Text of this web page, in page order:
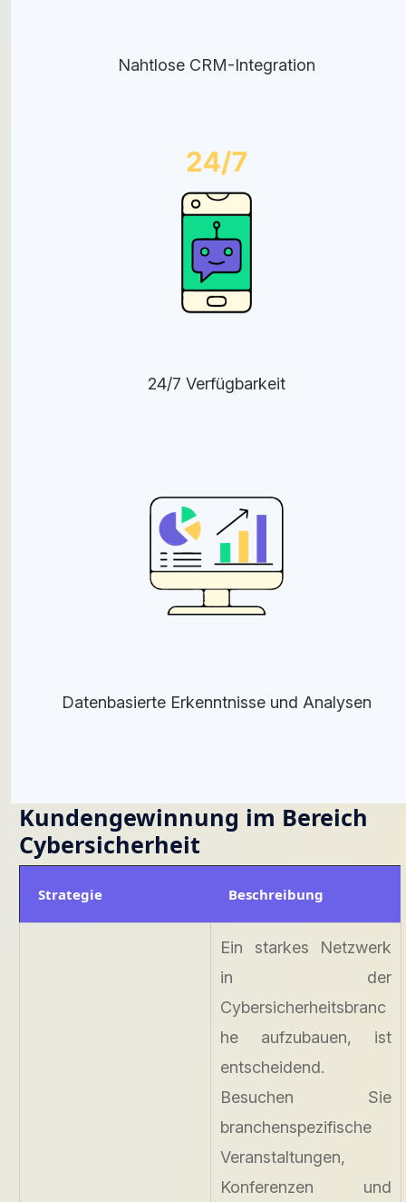
Nahtlose CRM-Integration
24/7 Verfügbarkeit
Datenbasierte Erkenntnisse und Analysen
Kundengewinnung im Bereich
Cybersicherheit
Strategie Beschreibung
Ein starkes Netzwerk
in der
Cybersicherheitsbranc
he aufzubauen, ist
entscheidend.
Besuchen Sie
branchenspezifische
Veranstaltungen,
Konferenzen und